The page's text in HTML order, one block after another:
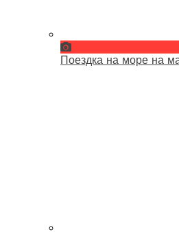
Поездка на море на